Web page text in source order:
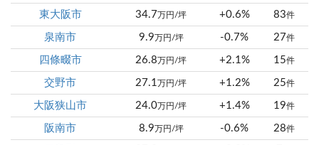
東大阪市 34.7 万円/坪 +0.6% 83件
泉南市 9.9 万円/坪 -0.7% 27件
四條畷市 26.8 万円/坪 +2.1% 15件
交野市 27.1 万円/坪 +1.2% 25件
大阪狭山市 24.0 万円/坪 +1.4% 19件
阪南市 8.9 万円/坪 -0.6% 28件